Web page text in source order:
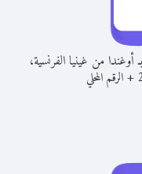
أوغندا من غينيا الفرنسية،
+الرقم المحلي